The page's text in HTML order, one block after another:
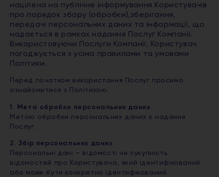
націлена на публічне інформування Користувачів
про порядок збору (обробки),зберігання,
передачі персональних даних та інформації, що
надається в рамках надання Послуг Компанії.
Використовуючи Послуги Компанії, Користувач
погоджується з усіма правилами та умовами
Політики.
Перед початком використання Послуг просимо
ознайомитися з Політикою.
1. Мета обробки персональних даних
Метою обробки персональних даних є надання
Послуг.
2. Збір персональних даних
Персональні дані – відомості чи сукупність
відомостей про Користувача, який ідентифікований
або може бути конкретно ідентифікований.